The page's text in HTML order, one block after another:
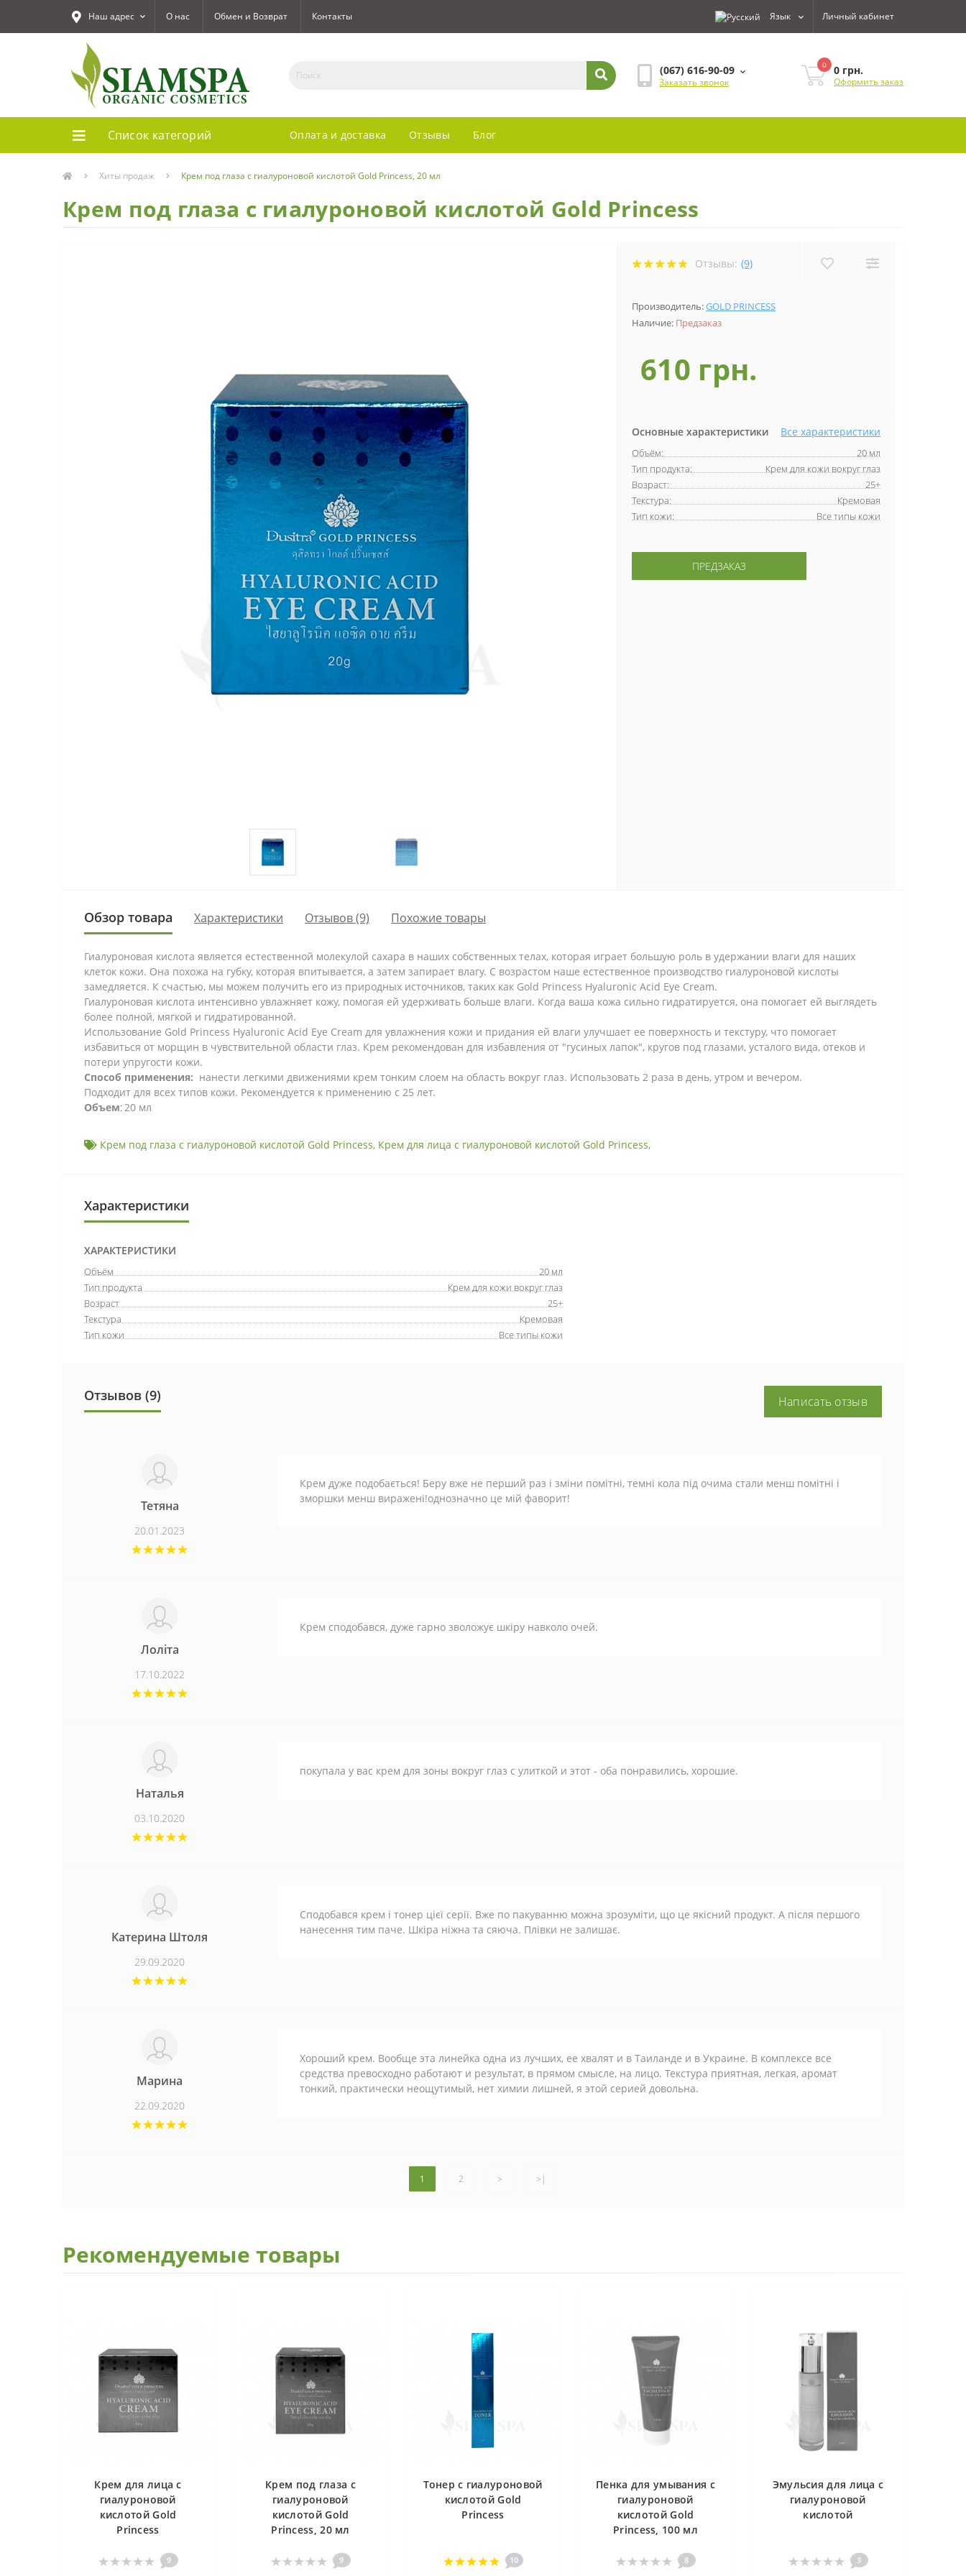
Наш адрес О нас Обмен и Возврат Контакты Язык Личный кабинет
(067) 616-90-09
Заказать звонок
0 0 грн.
Оформить заказ
Список категорий Оплата и доставка Отзывы Блог
Хиты продаж Крем под глаза с гиалуроновой кислотой Gold Princess, 20 мл
Крем под глаза с гиалуроновой кислотой Gold Princess
Отзывы: (9)
Производитель:GOLD PRINCESS
Наличие: Предзаказ
610 грн.
Основные характеристики Все характеристики
Объём:
20 мл
Тип продукта:
Крем для кожи вокруг глаз
Возраст:
25+
Текстура:
Кремовая
Тип кожи:
Все типы кожи
ПРЕДЗАКАЗ
Обзор товара Характеристики Отзывов (9) Похожие товары
Гиалуроновая кислота является естественной молекулой сахара в наших собственных телах, которая играет большую роль в удержании влаги для наших
клеток кожи. Она похожа на губку, которая впитывается, а затем запирает влагу. С возрастом наше естественное производство гиалуроновой кислоты
замедляется. К счастью, мы можем получить его из природных источников, таких как Gold Princess Hyaluronic Acid Eye Cream.
Гиалуроновая кислота интенсивно увлажняет кожу, помогая ей удерживать больше влаги. Когда ваша кожа сильно гидратируется, она помогает ей выглядеть
более полной, мягкой и гидратированной.
Использование Gold Princess Hyaluronic Acid Eye Cream для увлажнения кожи и придания ей влаги улучшает ее поверхность и текстуру, что помогает
избавиться от морщин в чувствительной области глаз. Крем рекомендован для избавления от "гусиных лапок", кругов под глазами, усталого вида, отеков и
потери упругости кожи.
Способ применения: нанести легкими движениями крем тонким слоем на область вокруг глаз. Использовать 2 раза в день, утром и вечером.
Подходит для всех типов кожи. Рекомендуется к применению с 25 лет.
Объем: 20 мл
Крем под глаза с гиалуроновой кислотой Gold Princess, Крем для лица с гиалуроновой кислотой Gold Princess,
Характеристики
ХАРАКТЕРИСТИКИ
Объём
20 мл
Тип продукта
Крем для кожи вокруг глаз
Возраст
25+
Текстура
Кремовая
Тип кожи
Все типы кожи
Отзывов (9) Написать отзыв
Тетяна
20.01.2023
Крем дуже подобається! Беру вже не перший раз і зміни помітні, темні кола під очима стали менш помітні і
зморшки менш виражені!однозначно це мій фаворит!
Лоліта
17.10.2022
Крем сподобався, дуже гарно зволожує шкіру навколо очей.
Наталья
03.10.2020
покупала у вас крем для зоны вокруг глаз с улиткой и этот - оба понравились, хорошие.
Катерина Штоля
29.09.2020
Сподобався крем і тонер цієї серії. Вже по пакуванню можна зрозуміти, що це якісний продукт. А після першого
нанесення тим паче. Шкіра ніжна та сяюча. Плівки не залишає.
Марина
22.09.2020
Хороший крем. Вообще эта линейка одна из лучших, ее хвалят и в Таиланде и в Украине. В комплексе все
средства превосходно работают и результат, в прямом смысле, на лицо. Текстура приятная, легкая, аромат
тонкий, практически неощутимый, нет химии лишней, я этой серией довольна.
1 2 > >|
Рекомендуемые товары
Крем для лица с
гиалуроновой
кислотой Gold
Princess
9
Крем под глаза с
гиалуроновой
кислотой Gold
Princess, 20 мл
9
Тонер с гиалуроновой
кислотой Gold
Princess
10
Пенка для умывания с
гиалуроновой
кислотой Gold
Princess, 100 мл
8
Эмульсия для лица с
гиалуроновой
кислотой
3